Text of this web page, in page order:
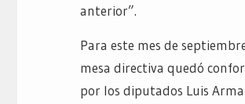
anterior”.
Para este mes de
mesa directiva quedó
por los diputados Luis